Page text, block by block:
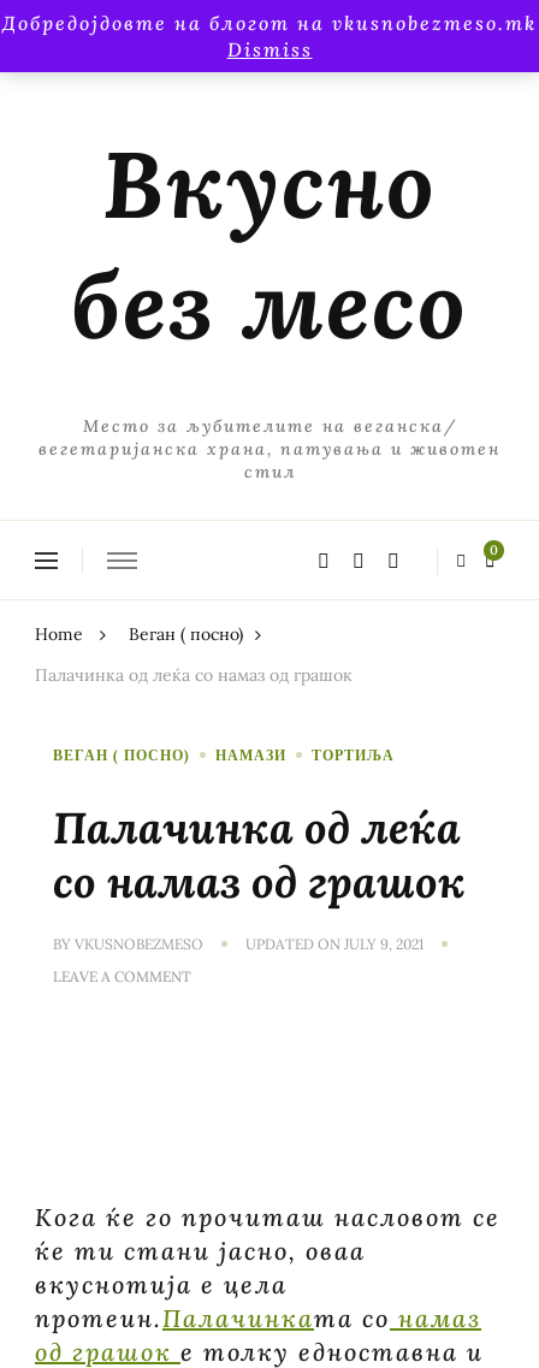
Добредојдовте на блогот на vkusnobezmeso.mk
Dismiss
Вкусно
без месо
Место за љубителите на веганска/
вегетаријанска храна, патувања и животен
стил
0
Home
Веган ( посно)
Палачинка од леќа со намаз од грашок
ВЕГАН ( ПОСНО) НАМАЗИ ТОРТИЉА
Палачинка од леќа
со намаз од грашок
BY VKUSNOBEZMESO UPDATED ON JULY 9, 2021
LEAVE A COMMENTON
Кога ќе го прочиташ насловот се
ќе ти стани јасно, оваа
вкуснотија е цела
протеин.Палачинката со намаз
од грашок е толку едноставна и